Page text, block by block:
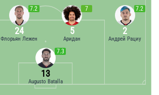
7.3
13
Augusto Batalla
7.2
24
Флорьян Лежен
7
5
Аридан
7.2
2
Андрей Рациу